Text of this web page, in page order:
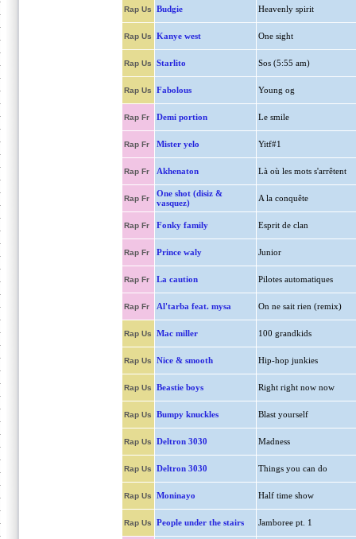
Rap Us Budgie Heavenly spirit
Rap Us Kanye west One sight
Rap Us Starlito Sos (5:55 am)
Rap Us Fabolous Young og
Rap Fr Demi portion Le smile
Rap Fr Mister yelo Yitf#1
Rap Fr Akhenaton Là où les mots s'arrêtent
Rap Fr
One shot (disiz &
vasquez)
A la conquête
Rap Fr Fonky family Esprit de clan
Rap Fr Prince waly Junior
Rap Fr La caution Pilotes automatiques
Rap Fr Al'tarba feat. mysa On ne sait rien (remix)
Rap Us Mac miller 100 grandkids
Rap Us Nice & smooth Hip-hop junkies
Rap Us Beastie boys Right right now now
Rap Us Bumpy knuckles Blast yourself
Rap Us Deltron 3030 Madness
Rap Us Deltron 3030 Things you can do
Rap Us Moninayo Half time show
Rap Us People under the stairs Jamboree pt. 1